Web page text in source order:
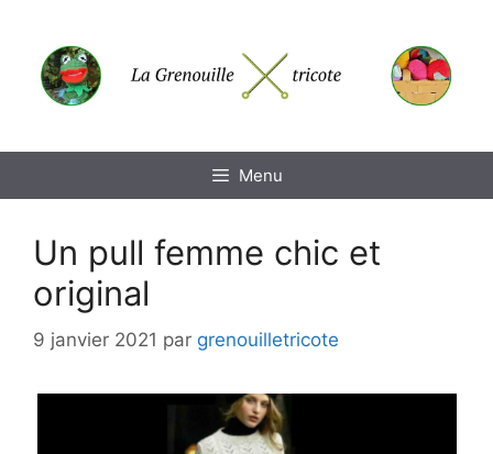
contenu
Menu
Un pull femme chic et
original
9 janvier 2021 par grenouilletricote